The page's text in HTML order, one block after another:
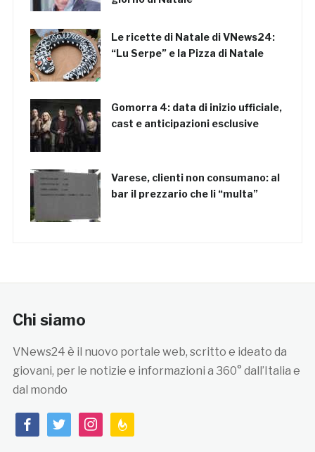
Le ricette di Natale di VNews24:
“Lu Serpe” e la Pizza di Natale
Gomorra 4: data di inizio ufficiale,
cast e anticipazioni esclusive
Varese, clienti non consumano: al
bar il prezzario che li “multa”
Chi siamo
VNews24 è il nuovo portale web, scritto e ideato da
giovani, per le notizie e informazioni a 360° dall’Italia e
dal mondo
facebooktwitterinstagramfeedburner